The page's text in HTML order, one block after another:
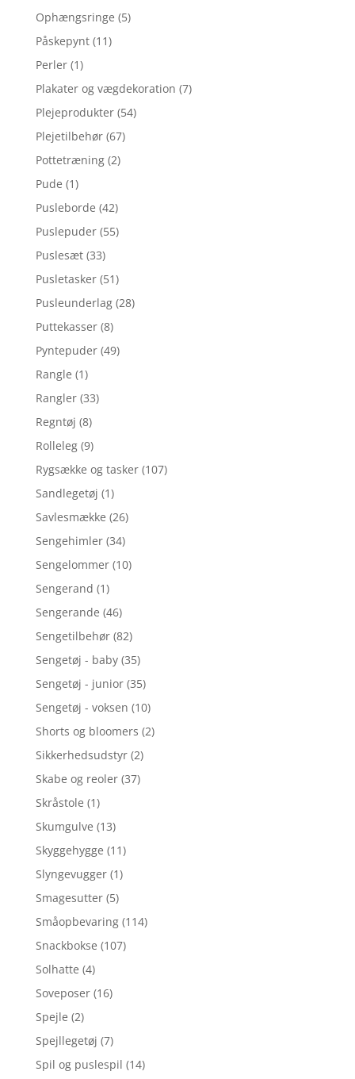
Ophængsringe (5)
Påskepynt (11)
Perler (1)
Plakater og vægdekoration (7)
Plejeprodukter (54)
Plejetilbehør (67)
Pottetræning (2)
Pude (1)
Pusleborde (42)
Puslepuder (55)
Puslesæt (33)
Pusletasker (51)
Pusleunderlag (28)
Puttekasser (8)
Pyntepuder (49)
Rangle (1)
Rangler (33)
Regntøj (8)
Rolleleg (9)
Rygsække og tasker (107)
Sandlegetøj (1)
Savlesmække (26)
Sengehimler (34)
Sengelommer (10)
Sengerand (1)
Sengerande (46)
Sengetilbehør (82)
Sengetøj - baby (35)
Sengetøj - junior (35)
Sengetøj - voksen (10)
Shorts og bloomers (2)
Sikkerhedsudstyr (2)
Skabe og reoler (37)
Skråstole (1)
Skumgulve (13)
Skyggehygge (11)
Slyngevugger (1)
Smagesutter (5)
Småopbevaring (114)
Snackbokse (107)
Solhatte (4)
Soveposer (16)
Spejle (2)
Spejllegetøj (7)
Spil og puslespil (14)